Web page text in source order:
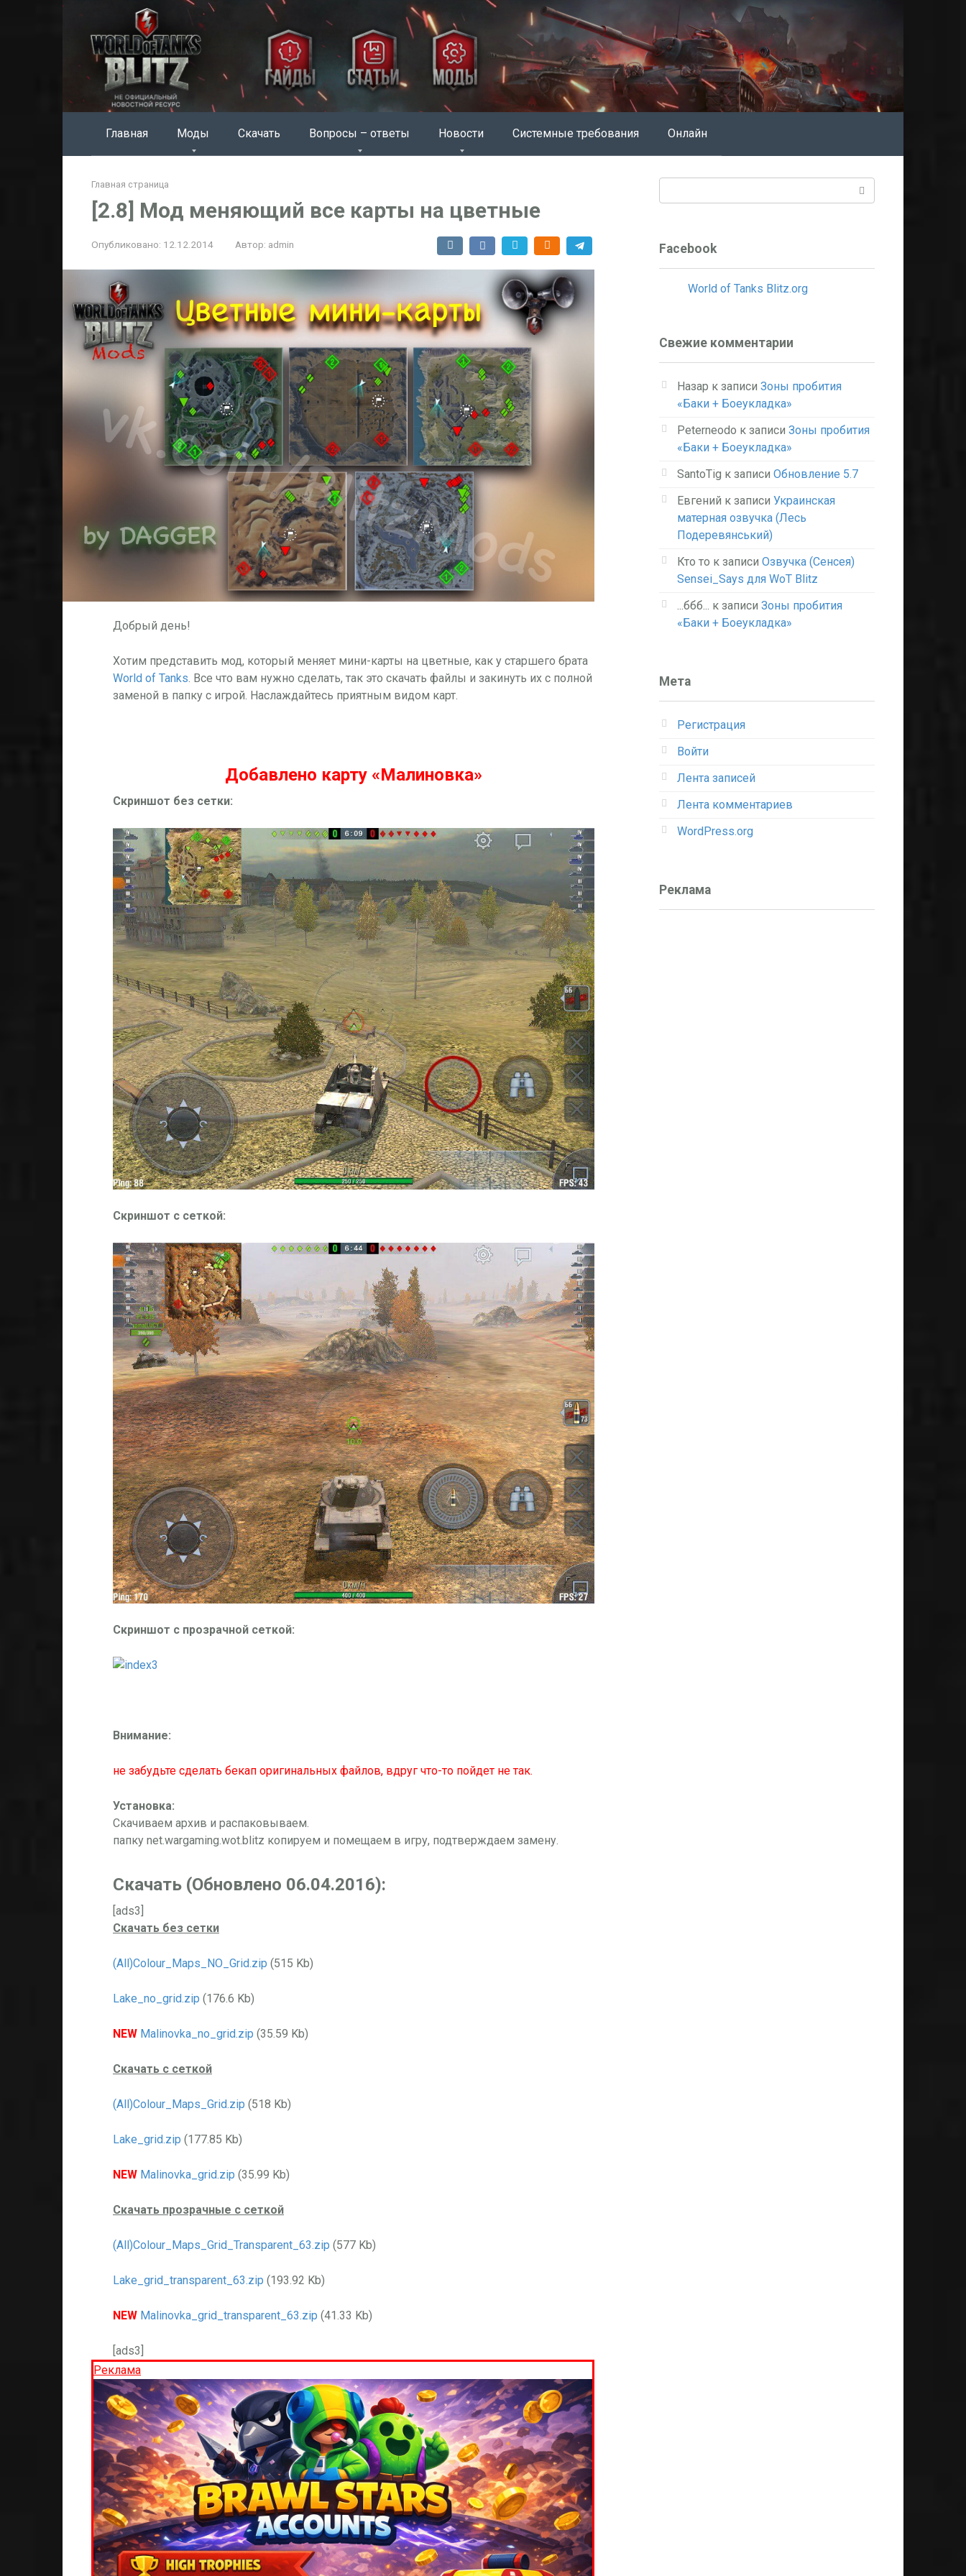
Главная Моды Скачать Вопросы – ответы Новости Системные требования Онлайн
Главная страница
[2.8] Мод меняющий все карты на цветные
Опубликовано: 12.12.2014 Автор: admin
Добрый день!
Хотим представить мод, который меняет мини-карты на цветные, как у старшего брата
World of Tanks. Все что вам нужно сделать, так это скачать файлы и закинуть их с полной
заменой в папку с игрой. Наслаждайтесь приятным видом карт.
Добавлено карту «Малиновка»
Скриншот без сетки:
Скриншот с сеткой:
Скриншот с прозрачной сеткой:
Внимание:
не забудьте сделать бекап оригинальных файлов, вдруг что-то пойдет не так.
Установка:
Скачиваем архив и распаковываем.
папку net.wargaming.wot.blitz копируем и помещаем в игру, подтверждаем замену.
Скачать (Обновлено 06.04.2016):
[ads3]
Скачать без сетки
(All)Colour_Maps_NO_Grid.zip (515 Kb)
Lake_no_grid.zip (176.6 Kb)
NEW Malinovka_no_grid.zip (35.59 Kb)
Скачать с сеткой
(All)Colour_Maps_Grid.zip (518 Kb)
Lake_grid.zip (177.85 Kb)
NEW Malinovka_grid.zip (35.99 Kb)
Скачать прозрачные с сеткой
(All)Colour_Maps_Grid_Transparent_63.zip (577 Kb)
Lake_grid_transparent_63.zip (193.92 Kb)
NEW Malinovka_grid_transparent_63.zip (41.33 Kb)
[ads3]
Реклама
Facebook
World of Tanks Blitz.org
Свежие комментарии
Назар к записи Зоны пробития
«Баки + Боеукладка»
Peterneodo к записи Зоны пробития
«Баки + Боеукладка»
SantoTig к записи Обновление 5.7
Евгений к записи Украинская
матерная озвучка (Лесь
Подеревянський)
Кто то к записи Озвучка (Сенсея)
Sensei_Says для WoT Blitz
...ббб... к записи Зоны пробития
«Баки + Боеукладка»
Мета
Регистрация
Войти
Лента записей
Лента комментариев
WordPress.org
Реклама